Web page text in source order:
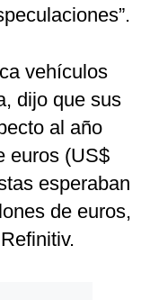
vehículos
dijo que sus
al año
euros (US$
esperaban
de euros,